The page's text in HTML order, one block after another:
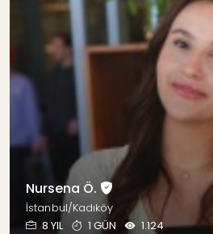
Nursena Ö.
İstanbul/Kadıköy
8 YIL
1 GÜN 1.124